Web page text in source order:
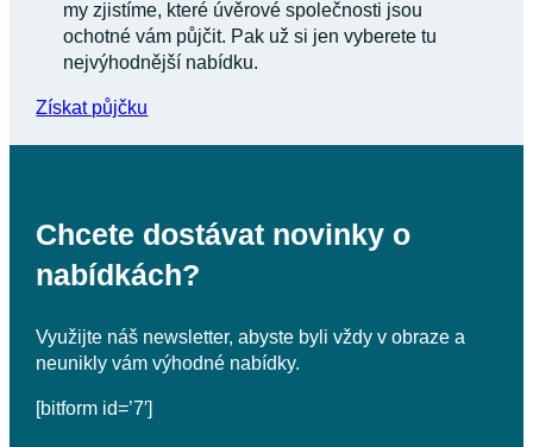
my zjistíme, které úvěrové společnosti jsou
ochotné vám půjčit. Pak už si jen vyberete tu
nejvýhodnější nabídku.
Získat půjčku
Chcete dostávat novinky o
nabídkách?
Využijte náš newsletter, abyste byli vždy v obraze a
neunikly vám výhodné nabídky.
[bitform id=’7′]